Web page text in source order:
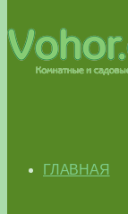
ГЛАВНАЯ